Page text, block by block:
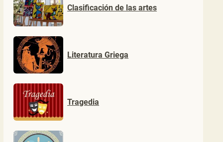
Clasificación de las artes
Literatura Griega
Tragedia